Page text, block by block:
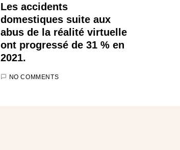
Les accidents
domestiques suite aux
abus de la réalité virtuelle
ont progressé de 31 % en
2021.
NO COMMENTS